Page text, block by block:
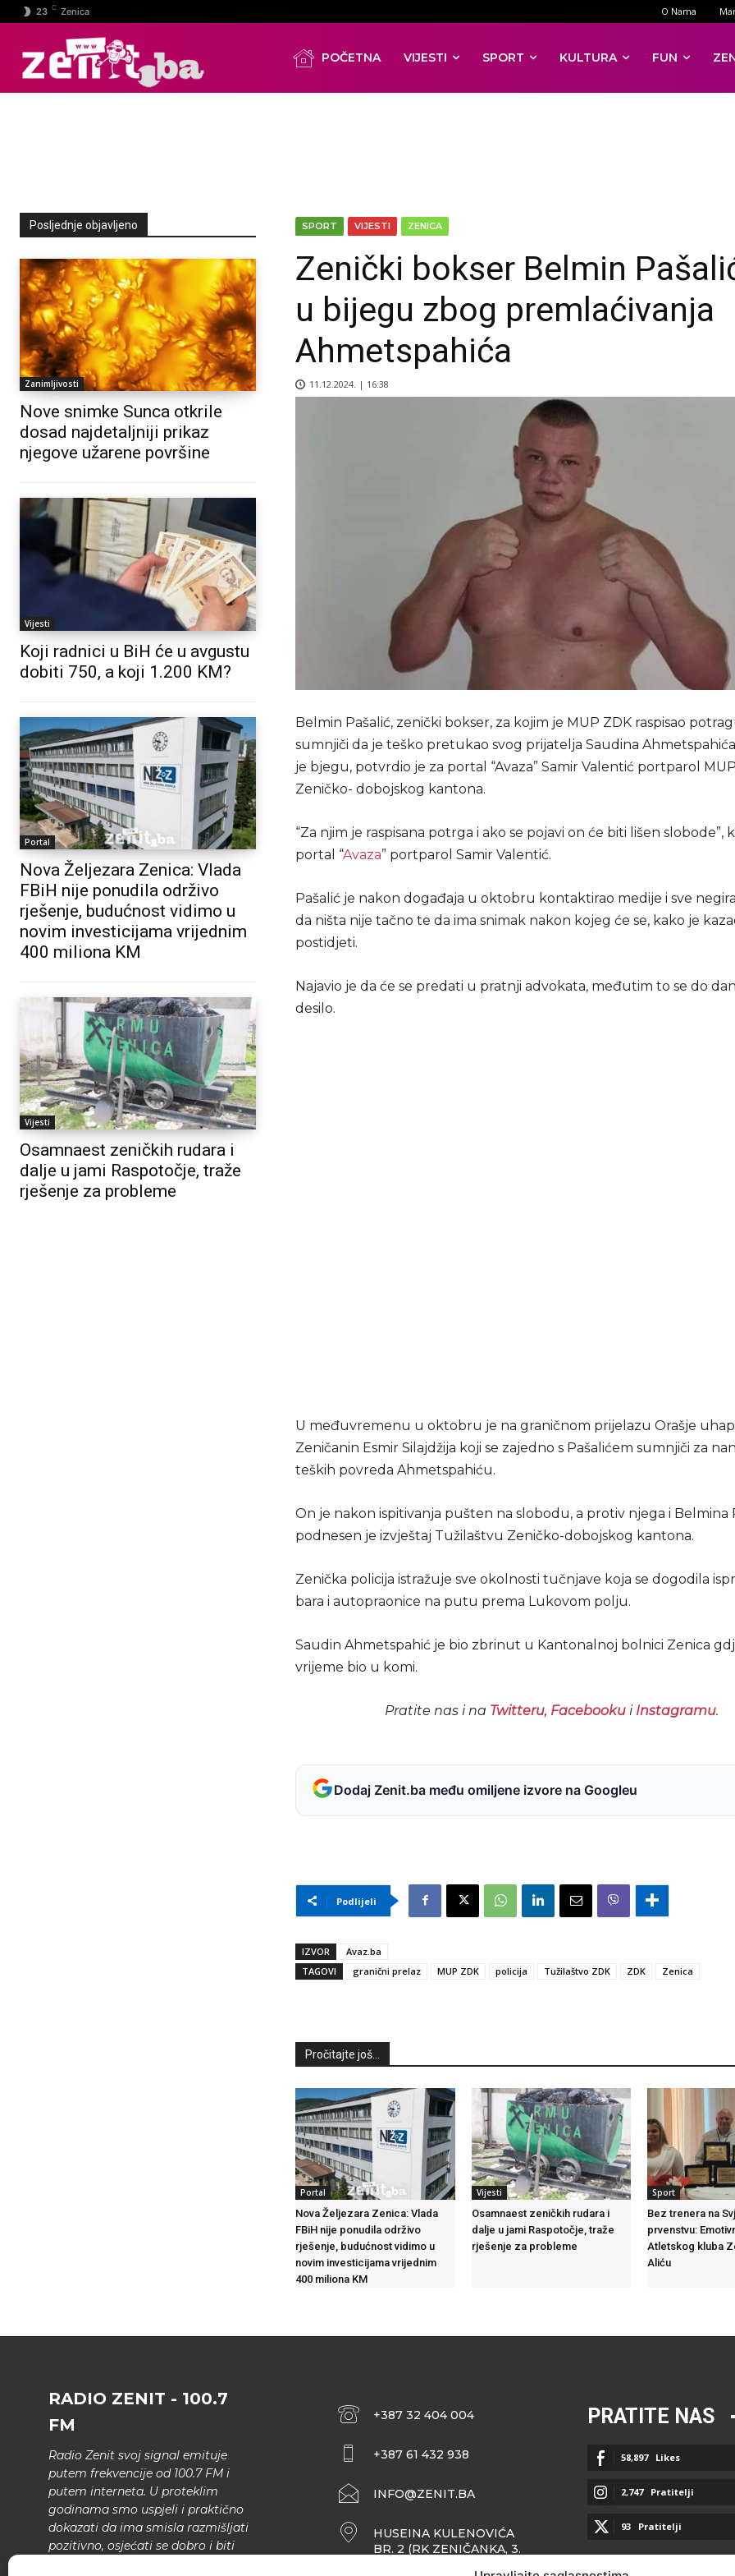
23 C Zenica O Nama
POČETNA VIJESTI SPORT KULTURA FUN
Posljednje objavljeno
Zanimljivosti
Nove snimke Sunca otkrile
dosad najdetaljniji prikaz
njegove užarene površine
Vijesti
Koji radnici u BiH će u avgustu
dobiti 750, a koji 1.200 KM?
Portal
Nova Željezara Zenica: Vlada
FBiH nije ponudila održivo
rješenje, budućnost vidimo u
novim investicijama vrijednim
400 miliona KM
Vijesti
Osamnaest zeničkih rudara i
dalje u jami Raspotočje, traže
rješenje za probleme
SPORT VIJESTI ZENICA
Zenički bokser Belmin
u bijegu zbog premlaćivanja
Ahmetspahića
11.12.2024. | 16:38
Belmin Pašalić, zenički bokser, za kojim je MUP ZDK raspisao
sumnjiči da je teško pretukao svog prijatelja Saudina
je bjegu, potvrdio je za portal “Avaza” Samir Valentić portparol
Zeničko- dobojskog kantona.
“Za njim je raspisana potrga i ako se pojavi on će biti lišen slobode”,
portal “Avaza” portparol Samir Valentić.
Pašalić je nakon događaja u oktobru kontaktirao medije i sve
da ništa nije tačno te da ima snimak nakon kojeg će se, kako je
postidjeti.
Najavio je da će se predati u pratnji advokata, međutim to se do
desilo.
U međuvremenu u oktobru je na graničnom prijelazu Orašje
Zeničanin Esmir Silajdžija koji se zajedno s Pašalićem sumnjiči za
teških povreda Ahmetspahiću.
On je nakon ispitivanja pušten na slobodu, a protiv njega i Belmina
podnesen je izvještaj Tužilaštvu Zeničko-dobojskog kantona.
Zenička policija istražuje sve okolnosti tučnjave koja se dogodila
bara i autopraonice na putu prema Lukovom polju.
Saudin Ahmetspahić je bio zbrinut u Kantonalnoj bolnici Zenica
vrijeme bio u komi.
Pratite nas i na Twitteru, Facebookui Instagramu.
Dodaj Zenit.ba među omiljene izvore na Googleu
Podlijeli
IZVOR
Avaz.ba
TAGOVI
granični prelaz MUP ZDK policija Tužilaštvo ZDK ZDK Zenica
Pročitajte još...
Portal
Nova Željezara Zenica: Vlada
FBiH nije ponudila održivo
rješenje, budućnost vidimo u
novim investicijama vrijednim
400 miliona KM
Vijesti
Osamnaest zeničkih rudara i
dalje u jami Raspotočje, traže
rješenje za probleme
Sport
Bez trenera na
prvenstvu:
Atletskog kluba
Aliću
RADIO ZENIT - 100.7
FM
Radio Zenit svoj signal emituje
putem frekvencije od 100.7 FM i
putem interneta. U proteklim
godinama smo uspjeli i praktično
dokazati da ima smisla razmišljati
pozitivno, osjećati se dobro i biti
+387 32 404 004
+387 61 432 938
INFO@ZENIT.BA
HUSEINA KULENOVIĆA
BR. 2 (RK ZENIČANKA, 3.
PRATITE NAS
58,897 Likes
2,747 Pratitelji
93 Pratitelji